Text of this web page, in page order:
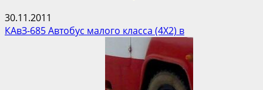
30.11.2011
КАвЗ-685 Автобус малого класса (4Х2) в